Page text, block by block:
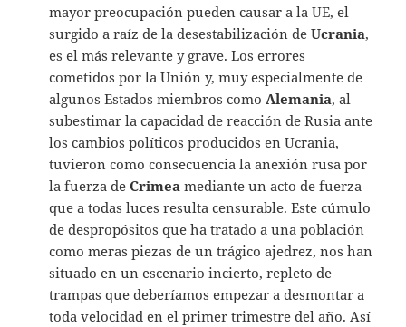
mayor preocupación pueden causar a la UE, el
surgido a raíz de la desestabilización deUcrania,
es el más relevante y grave. Los errores
cometidos por la Unión y, muy especialmente de
algunos Estados miembros como Alemania, al
subestimar la capacidad de reacción de Rusia ante
los cambios políticos producidos en Ucrania,
tuvieron como consecuencia la anexión rusa por
la fuerza deCrimea mediante un acto de fuerza
que a todas luces resulta censurable. Este cúmulo
de despropósitos que ha tratado a una población
como meras piezas de un trágico ajedrez, nos han
situado en un escenario incierto, repleto de
trampas que deberíamos empezar a desmontar a
toda velocidad en el primer trimestre del año. Así